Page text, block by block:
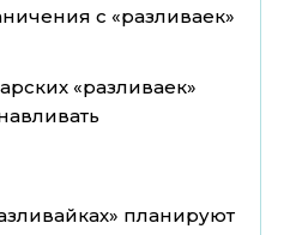
с «разливаек»
«разливаек»
планируют